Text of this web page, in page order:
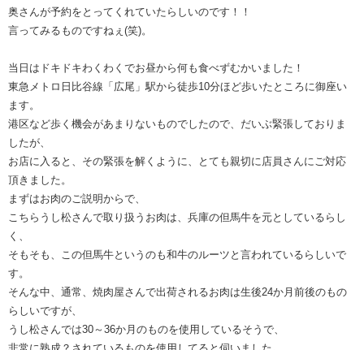
奥さんが予約をとってくれていたらしいのです！！
言ってみるものですねぇ(笑)。
当日はドキドキわくわくでお昼から何も食べずむかいました！
東急メトロ日比谷線「広尾」駅から徒歩10分ほど歩いたところに御座い
ます。
港区など歩く機会があまりないものでしたので、だいぶ緊張しておりま
したが、
お店に入ると、その緊張を解くように、とても親切に店員さんにご対応
頂きました。
まずはお肉のご説明からで、
こちらうし松さんで取り扱うお肉は、兵庫の但馬牛を元としているらし
く、
そもそも、この但馬牛というのも和牛のルーツと言われているらしいで
す。
そんな中、通常、焼肉屋さんで出荷されるお肉は生後24か月前後のもの
らしいですが、
うし松さんでは30～36か月のものを使用しているそうで、